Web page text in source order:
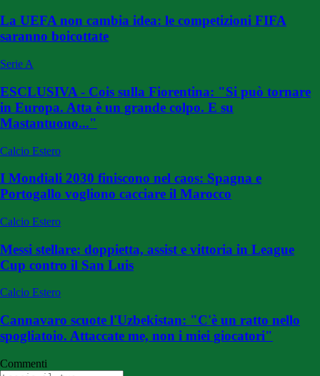
La UEFA non cambia idea: le competizioni FIFA
saranno boicottate
Serie A
ESCLUSIVA - Cois sulla Fiorentina: "Si può tornare
in Europa. Atta è un grande colpo. E su
Mastantuono..."
Calcio Estero
I Mondiali 2030 finiscono nel caos: Spagna e
Portogallo vogliono cacciare il Marocco
Calcio Estero
Messi stellare: doppietta, assist e vittoria in League
Cup contro il San Luis
Calcio Estero
Cannavaro scuote l'Uzbekistan: "C'è un ratto nello
spogliatoio. Attaccate me, non i miei giocatori"
Commenti